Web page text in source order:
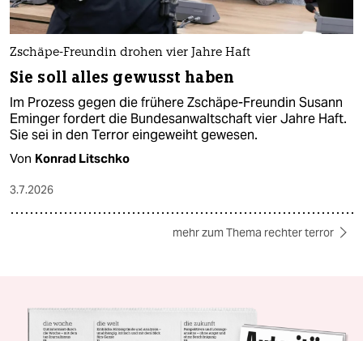
Zschäpe-Freundin drohen vier Jahre Haft
Sie soll alles gewusst haben
Im Prozess gegen die frühere Zschäpe-Freundin Susann
Eminger fordert die Bundesanwaltschaft vier Jahre Haft.
Sie sei in den Terror eingeweiht gewesen.
Von Konrad Litschko
3.7.2026
mehr zum Thema rechter terror